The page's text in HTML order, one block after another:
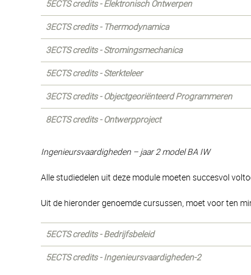
5ECTS credits - Elektronisch Ontwerpen
3ECTS credits - Thermodynamica
3ECTS credits - Stromingsmechanica
5ECTS credits - Sterkteleer
3ECTS credits - Objectgeoriënteerd Programmeren
8ECTS credits - Ontwerpproject
Ingenieursvaardigheden – jaar 2 model BA IW
Alle studiedelen uit deze module moeten succesvol
Uit de hieronder genoemde cursussen, moet voor ten
5ECTS credits - Bedrijfsbeleid
5ECTS credits - Ingenieursvaardigheden-2